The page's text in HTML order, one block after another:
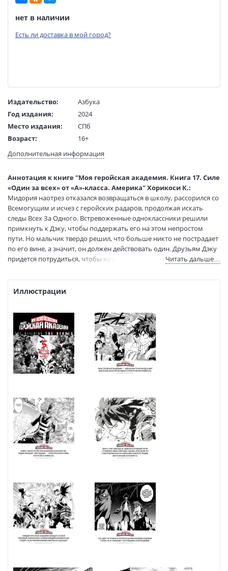
нет в наличии
Есть ли доставка в мой город?
Издательство:
Азбука
Год издания:
2024
Место издания:
СПб
Возраст:
16+
Язык текста:
русский
Редактор/
составитель:
Бутина А.
Перевод:
Ковтуненко А.
Тип обложки:
Твердый переплет+суперобложка
Формат:
80х108 1/32
Размеры в мм
(ДхШхВ):
195x130x27
Вес:
465 гр.
Страниц:
392
Код товара:
ISBN:
9785389247550
В продаже с:
14.02.2024
Дополнительная информация
Аннотация к книге "Моя геройская академия. Книга 17. Силе
«Один за всех» от «А»-класса. Америка" Хорикоси К.:
Мидория наотрез отказался возвращаться в школу, рассорился со
Всемогущим и исчез с геройских радаров, продолжая искать
следы Всех За Одного. Встревоженные одноклассники решили
примкнуть к Дэку, чтобы поддержать его на этом непростом
пути. Но мальчик твердо решил, что больше никто не пострадает
по его вине, а значит, он должен действовать один. Друзьям Дэку
придется потрудиться, чтобы хотя бы приблизиться к преемнику
главы 319–339.
Читать дальше…
Иллюстрации